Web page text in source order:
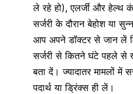
ले रहे हो),एलर्जीऔर हेल्थ
सर्जरी के दौरान बेहोश या
आप अपने डॉक्टर से जान लें
सर्जरी से कितने घंटे पहले से
बता दें। ज्यादातर मामलों में
पदार्थ या ड्रिंक्स ही लें।